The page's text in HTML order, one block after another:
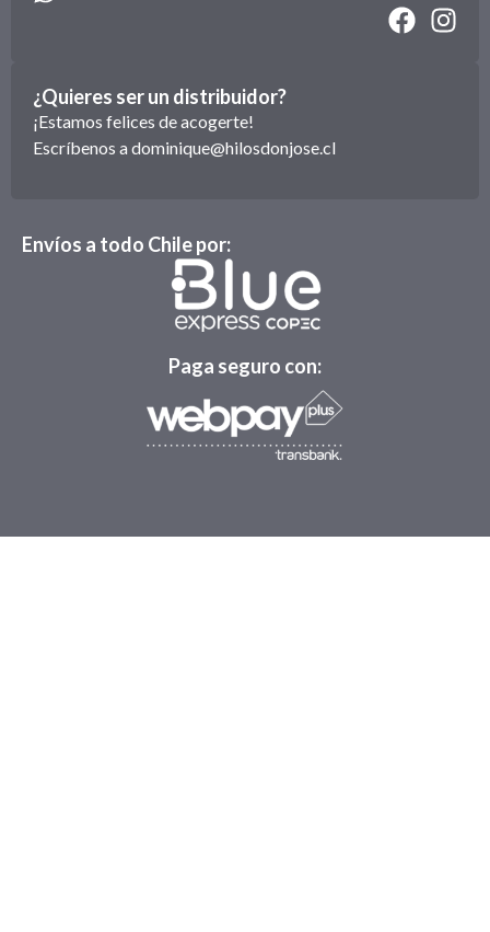
¿Quieres ser un distribuidor?
¡Estamos felices de acogerte!
Escríbenos a dominique@hilosdonjose.cl
Envíos a todo Chile por:
Paga seguro con: